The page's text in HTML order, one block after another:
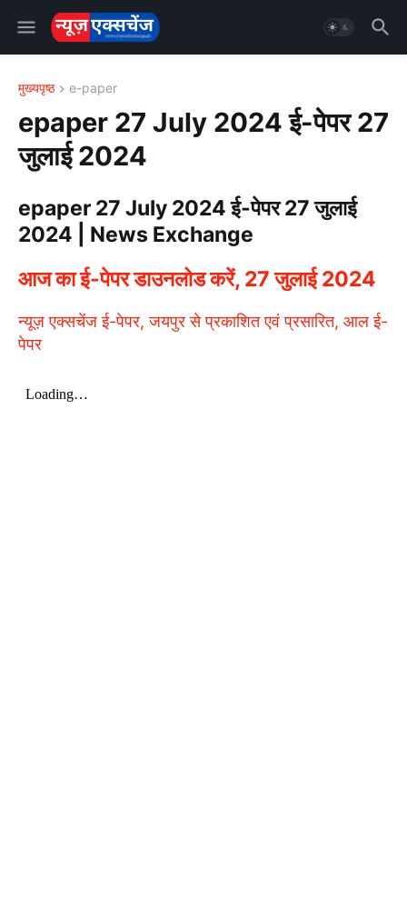
मुख्यपृष्ठ e-paper
epaper 27 July 2024 ई-पेपर 27
जुलाई 2024
epaper 27 July 2024 ई-पेपर 27 जुलाई
2024 | News Exchange
आज का ई-पेपर डाउनलोड करें, 27 जुलाई 2024
न्यूज़ एक्सचेंज ई-पेपर, जयपुर से प्रकाशित एवं प्रसारित, आल ई-
पेपर